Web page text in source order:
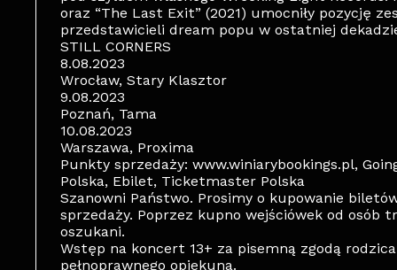
oraz “The Last Exit” (2021) umocniły pozycję
przedstawicieli dream popu w ostatniej
STILL CORNERS
8.08.2023
Wrocław, Stary Klasztor
9.08.2023
Poznań, Tama
10.08.2023
Warszawa, Proxima
Punkty sprzedaży: www.winiarybookings.pl,
Polska, Ebilet, Ticketmaster Polska
Szanowni Państwo. Prosimy o kupowanie
sprzedaży. Poprzez kupno wejściówek od osób
oszukani.
Wstęp na koncert 13+ za pisemną zgodą
pełnoprawnego opiekuna.